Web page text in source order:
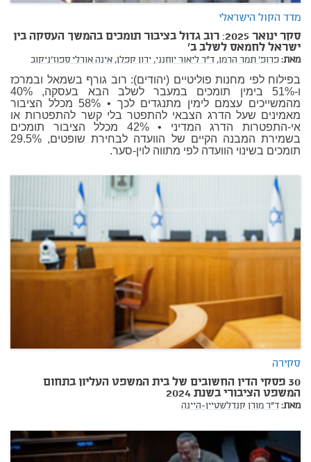
מדד הקול הישראלי
סקר ינואר 2025: רוב גדול בציבור תומכים בהמשך העסקה בין
ישראל לחמאס לשלב ב'
מאת:פרופ' תמר הרמן,ד"ר ליאור יוחנני,ירון קפלן,אינה אורלי ספוז'ניקוב
בפילוח לפי מחנות פוליטיים (יהודים): רוב גורף בשמאל ובמרכז
ו-51% בימין תומכים במעבר לשלב הבא בעסקה, 40%
מהמשייכים עצמם לימין מתנגדים לכך • 58% מכלל הציבור
מאמינים שעל הדרג הצבאי להתפטר בלי קשר להתפטרות או
אי-התפטרות הדרג המדיני • 42% מכלל הציבור תומכים
בשמירת המבנה הקיים של הוועדה לבחירת שופטים, 29.5%
תומכים בשינוי הוועדה לפי מתווה לוין-סער.
סקירה
30 פסקי הדין החשובים של בית המשפט העליון בתחום
המשפט הציבורי בשנת 2024
מאת:ד"ר מורן קנדלשטיין-היינה